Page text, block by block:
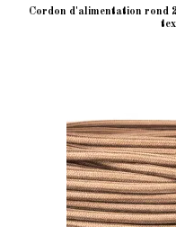
Cordon d'alimentation rond